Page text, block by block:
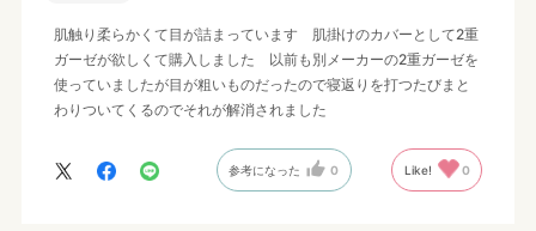
肌触り柔らかくて目が詰まっています 肌掛けのカバーとして2重
ガーゼが欲しくて購入しました 以前も別メーカーの2重ガーゼを
使っていましたが目が粗いものだったので寝返りを打つたびまと
わりついてくるのでそれが解消されました
参考になった 0 Like! 0